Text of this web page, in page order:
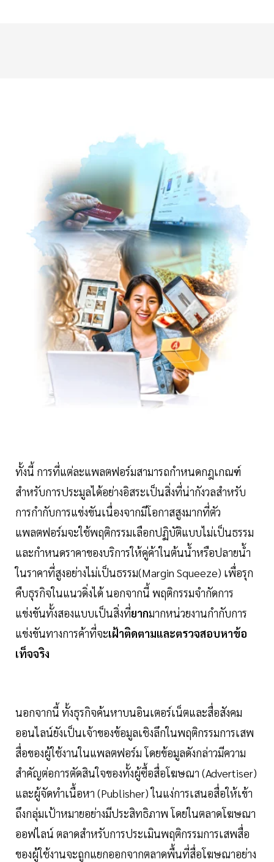
ทั้งนี้ การที่แต่ละแพลตฟอร์มสามารถกำหนดกฎเกณฑ์
สำหรับการประมูลได้อย่างอิสระเป็นสิ่งที่น่ากังวลสำหรับ
การกำกับการแข่งขันเนื่องจากมีโอกาสสูงมากที่ตัว
แพลตฟอร์มจะใช้พฤติกรรมเลือกปฏิบัติแบบไม่เป็นธรรม
และกำหนดราคาของบริการให้คู่ค้าในต้นนํ้าหรือปลายนํ้า
ในราคาที่สูงอย่างไม่เป็นธรรม(Margin Squeeze) เพื่อรุก
คืบธุรกิจในแนวดิ่งได้ นอกจากนี้ พฤติกรรมจำกัดการ
แข่งขันทั้งสองแบบเป็นสิ่งที่ยากมากหน่วยงานกำกับการ
แข่งขันทางการค้าที่จะเฝ้าติดตามและตรวจสอบหาข้อ
เท็จจริง
นอกจากนี้ ทั้งธุรกิจค้นหาบนอินเตอร์เน็ตและสื่อสังคม
ออนไลน์ยังเป็นเจ้าของข้อมูลเชิงลึกในพฤติกรรมการเสพ
สื่อของผู้ใช้งานในแพลตฟอร์ม โดยข้อมูลดังกล่าวมีความ
สำคัญต่อการตัดสินใจของทั้งผู้ซื้อสื่อโฆษณา (Advertiser)
และผู้จัดทำเนื้อหา (Publisher) ในแง่การเสนอสื่อให้เข้า
ถึงกลุ่มเป้าหมายอย่างมีประสิทธิภาพ โดยในตลาดโฆษณา
ออฟไลน์ ตลาดสำหรับการประเมินพฤติกรรมการเสพสื่อ
ของผู้ใช้งานจะถูกแยกออกจากตลาดพื้นที่สื่อโฆษณาอย่าง